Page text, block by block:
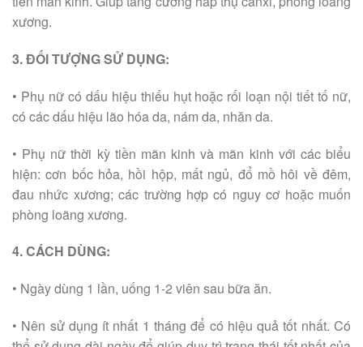
xương.
3. ĐỐI TƯỢNG SỬ DỤNG:
• Phụ nữ có dấu hiệu thiếu hụt hoặc rối loạn nội tiết tố nữ,
có các dấu hiệu lão hóa da, nám da, nhăn da.
• Phụ nữ thời kỳ tiền mãn kinh và mãn kinh với các biểu
hiện: cơn bốc hỏa, hồi hộp, mất ngủ, đổ mồ hôi về đêm,
đau nhức xương; các trường hợp có nguy cơ hoặc muốn
phòng loãng xương.
4. CÁCH DÙNG:
• Ngày dùng 1 lần, uống 1-2 viên sau bữa ăn.
• Nên sử dụng ít nhất 1 tháng để có hiệu quả tốt nhất. Có